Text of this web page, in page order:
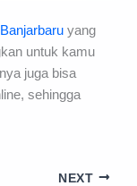
Banjarbaru yang
untuk kamu
juga bisa
sehingga
NEXT